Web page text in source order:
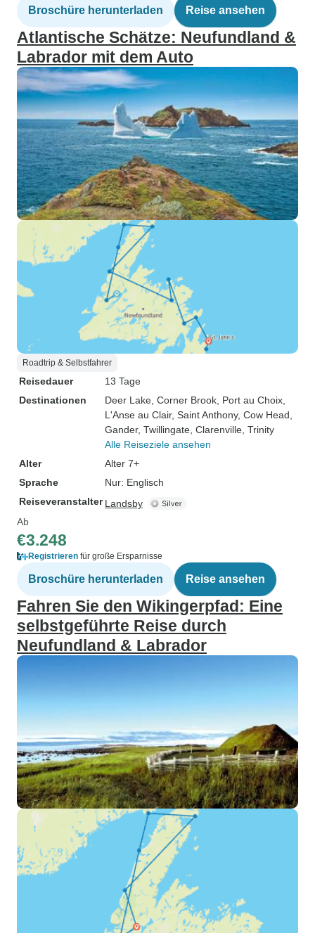
Broschüre herunterladen Reise ansehen
Atlantische Schätze: Neufundland &
Labrador mit dem Auto
Roadtrip & Selbstfahrer
Reisedauer
13 Tage
Destinationen
Deer Lake , Corner Brook , Port au Choix
L'Anse au Clair, Saint Anthony, Cow Head
Gander, Twillingate , Clarenville , Trinity
Alle Reiseziele ansehen
Alter
Alter 7+
Sprache
Nur: Englisch
Reiseveranstalter Landsby
Ab
€3.248
Registrieren für große Ersparnisse
Broschüre herunterladen Reise ansehen
Fahren Sie den Wikingerpfad: Eine
selbstgeführte Reise durch
Neufundland & Labrador